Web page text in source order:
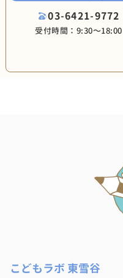
03-6421-9772
受付時間：9:30〜18:00
こどもラボ 東雪谷